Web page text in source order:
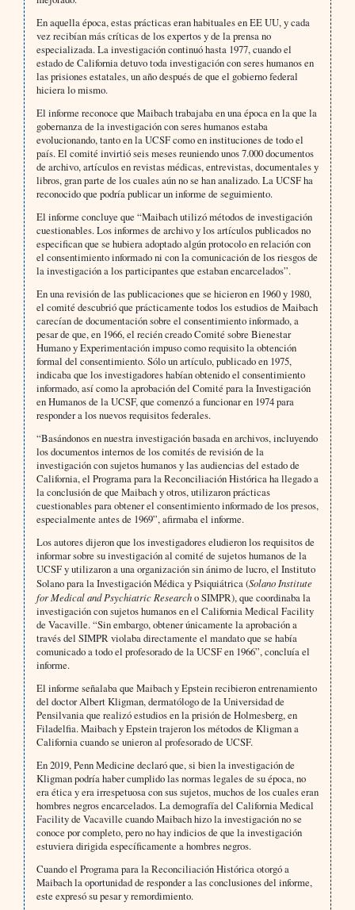
En aquella época, estas prácticas eran habituales en EE UU, y cada
vez recibían más críticas de los expertos y de la prensa no
especializada. La investigación continuó hasta 1977, cuando el
estado de California detuvo toda investigación con seres humanos en
las prisiones estatales, un año después de que el gobierno federal
hiciera lo mismo.
El informe reconoce que Maibach trabajaba en una época en la que la
gobernanza de la investigación con seres humanos estaba
evolucionando, tanto en la UCSF como en instituciones de todo el
país. El comité invirtió seis meses reuniendo unos 7.000 documentos
de archivo, artículos en revistas médicas, entrevistas, documentales y
libros, gran parte de los cuales aún no se han analizado. La UCSF ha
reconocido que podría publicar un informe de seguimiento.
El informe concluye que “Maibach utilizó métodos de investigación
cuestionables. Los informes de archivo y los artículos publicados no
especifican que se hubiera adoptado algún protocolo en relación con
el consentimiento informado ni con la comunicación de los riesgos de
la investigación a los participantes que estaban encarcelados”.
En una revisión de las publicaciones que se hicieron en 1960 y 1980,
el comité descubrió que prácticamente todos los estudios de Maibach
carecían de documentación sobre el consentimiento informado, a
pesar de que, en 1966, el recién creado Comité sobre Bienestar
Humano y Experimentación impuso como requisito la obtención
formal del consentimiento. Sólo un artículo, publicado en 1975,
indicaba que los investigadores habían obtenido el consentimiento
informado, así como la aprobación del Comité para la Investigación
en Humanos de la UCSF, que comenzó a funcionar en 1974 para
responder a los nuevos requisitos federales.
“Basándonos en nuestra investigación basada en archivos, incluyendo
los documentos internos de los comités de revisión de la
investigación con sujetos humanos y las audiencias del estado de
California, el Programa para la Reconciliación Histórica ha llegado a
la conclusión de que Maibach y otros, utilizaron prácticas
cuestionables para obtener el consentimiento informado de los presos,
especialmente antes de 1969”, afirmaba el informe.
Los autores dijeron que los investigadores eludieron los requisitos de
informar sobre su investigación al comité de sujetos humanos de la
UCSF y utilizaron a una organización sin ánimo de lucro, el Instituto
Solano para la Investigación Médica y Psiquiátrica (Solano Institute
for Medical and Psychiatric Researcho SIMPR), que coordinaba la
investigación con sujetos humanos en el California Medical Facility
de Vacaville. “Sin embargo, obtener únicamente la aprobación a
través del SIMPR violaba directamente el mandato que se había
comunicado a todo el profesorado de la UCSF en 1966”, concluía el
informe.
El informe señalaba que Maibach y Epstein recibieron entrenamiento
del doctor Albert Kligman, dermatólogo de la Universidad de
Pensilvania que realizó estudios en la prisión de Holmesberg, en
Filadelfia. Maibach y Epstein trajeron los métodos de Kligman a
California cuando se unieron al profesorado de UCSF.
En 2019, Penn Medicine declaró que, si bien la investigación de
Kligman podría haber cumplido las normas legales de su época, no
era ética y era irrespetuosa con sus sujetos, muchos de los cuales eran
hombres negros encarcelados. La demografía del California Medical
Facility de Vacaville cuando Maibach hizo la investigación no se
conoce por completo, pero no hay indicios de que la investigación
estuviera dirigida específicamente a hombres negros.
Cuando el Programa para la Reconciliación Histórica otorgó a
Maibach la oportunidad de responder a las conclusiones del informe,
este expresó su pesar y remordimiento.